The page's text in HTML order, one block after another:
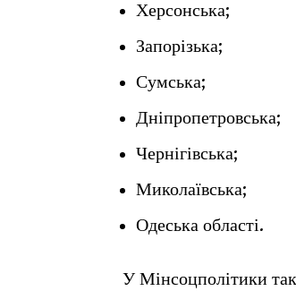
Херсонська;
Запорізька;
Сумська;
Дніпропетровська;
Чернігівська;
Миколаївська;
Одеська області.
У Мінсоцполітики